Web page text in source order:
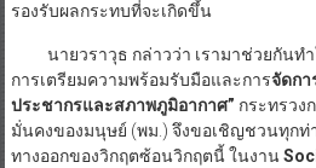
รองรับผลกระทบที่จะเกิดขึ้น
นายวราวุธ กล่าวว่า เรามาช่วยกันทำ
การเตรียมความพร้อมรับมือและการจัดกา
ประชากรและสภาพภูมิอากาศ” กระทรว
มั่นคงของมนุษย์ (พม.) จึงขอเชิญชวนทุก
ทางออกของวิกฤตซ้อนวิกฤตนี้ ในงาน